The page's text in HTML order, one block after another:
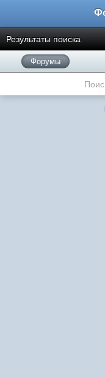
Результаты поиска
Форумы